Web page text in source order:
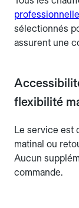
sélectionnés
assurent une
flexibilité
Le service est
matinal ou
Aucun
commande.